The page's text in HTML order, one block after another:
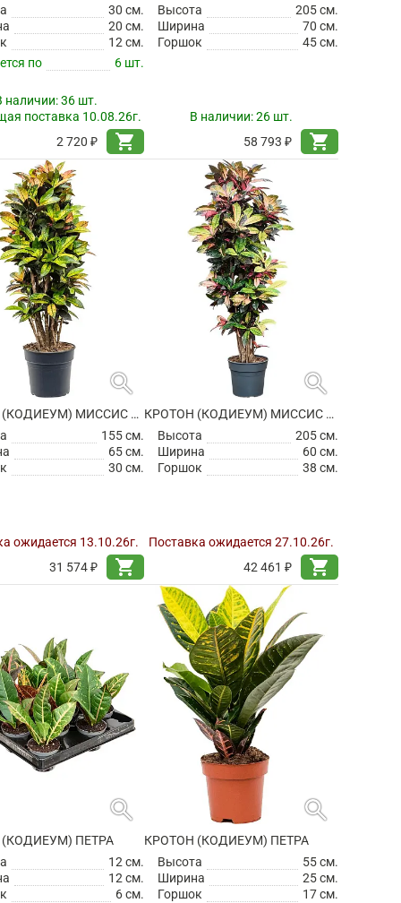
30 см.
20 см.
12 см.
по
6 шт.
наличии:36 шт.
поставка 10.08.26г.
2 720 ₽
shopping_cart
Высота
205 см.
Ширина
70 см.
Горшок
45 см.
В наличии:26 шт.
58 793 ₽
shopping_cart
search
КРОТОН (КОДИЕУМ) МИССИС АЙСТОН
155 см.
65 см.
30 см.
ожидается 13.10.26г.
31 574 ₽
shopping_cart
search
КРОТОН (КОДИЕУМ) МИССИС АЙСТОН
Высота
205 см.
Ширина
60 см.
Горшок
38 см.
Поставка ожидается 27.10.26г.
42 461 ₽
shopping_cart
search
ПЕТРА
12 см.
12 см.
6 см.
search
КРОТОН (КОДИЕУМ) ПЕТРА
Высота
55 см.
Ширина
25 см.
Горшок
17 см.